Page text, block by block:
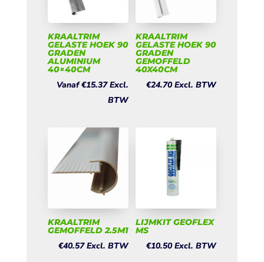
KRAALTRIM
GELASTE HOEK 90
GRADEN
ALUMINIUM
40×40CM
Vanaf€15.37 Excl.
BTW
KRAALTRIM
GELASTE HOEK 90
GRADEN
GEMOFFELD
40X40CM
€24.70 Excl. BTW
KRAALTRIM
GEMOFFELD 2.5M1
€40.57 Excl. BTW
LIJMKIT GEOFLEX
MS
€10.50 Excl. BTW